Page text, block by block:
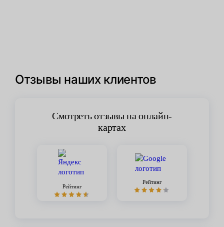
Отзывы наших клиентов
Смотреть отзывы на онлайн-
картах
Рейтинг
Рейтинг